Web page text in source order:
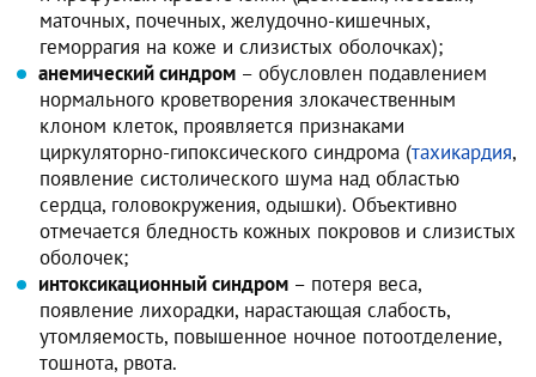
маточных, почечных, желудочно-кишечных,
геморрагия на коже и слизистых оболочках);
анемический синдром – обусловлен подавлением
нормального кроветворения злокачественным
клоном клеток, проявляется признаками
циркуляторно-гипоксического синдрома (тахикардия,
появление систолического шума над областью
сердца, головокружения, одышки). Объективно
отмечается бледность кожных покровов и слизистых
оболочек;
интоксикационный синдром – потеря веса,
появление лихорадки, нарастающая слабость,
утомляемость, повышенное ночное потоотделение,
тошнота, рвота.